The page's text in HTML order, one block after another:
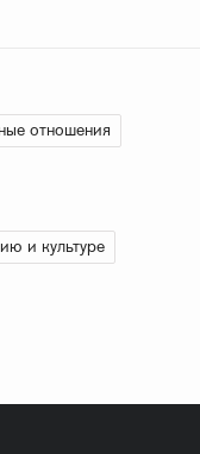
отношения
и культуре